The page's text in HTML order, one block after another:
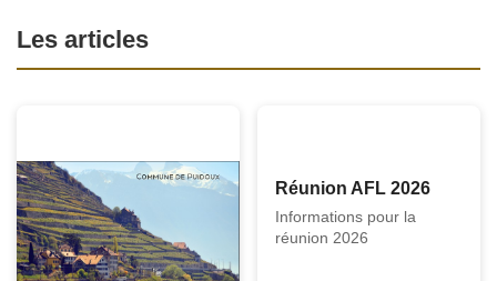
Les articles
Réunion AFL 2026
Informations pour la
réunion 2026